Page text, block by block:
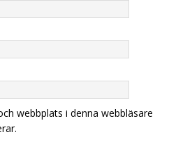
webbplats i denna webbläsare